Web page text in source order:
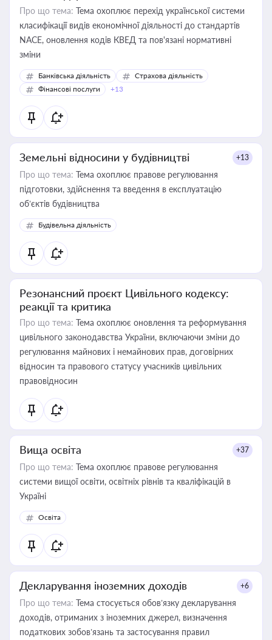
Про що тема: Тема охоплює перехід української системи
класифікації видів економічної діяльності до стандартів
NACE, оновлення кодів КВЕД та пов'язані нормативні
зміни
Банківська діяльність
Страхова діяльність
Фінансові послуги
+13
Земельні відносини у будівництві +13
Про що тема: Тема охоплює правове регулювання
підготовки, здійснення та введення в експлуатацію
об’єктів будівництва
Будівельна діяльність
Резонансний проєкт Цивільного кодексу:
реакції та критика
Про що тема: Тема охоплює оновлення та реформування
цивільного законодавства України, включаючи зміни до
регулювання майнових і немайнових прав, договірних
відносин та правового статусу учасників цивільних
правовідносин
Вища освіта +37
Про що тема: Тема охоплює правове регулювання
системи вищої освіти, освітніх рівнів та кваліфікацій в
Україні
Освіта
Декларування іноземних доходів +6
Про що тема: Тема стосується обов’язку декларування
доходів, отриманих з іноземних джерел, визначення
податкових зобов’язань та застосування правил